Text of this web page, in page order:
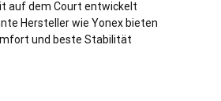
auf dem Court entwickelt
Hersteller wie Yonex bieten
und beste Stabilität